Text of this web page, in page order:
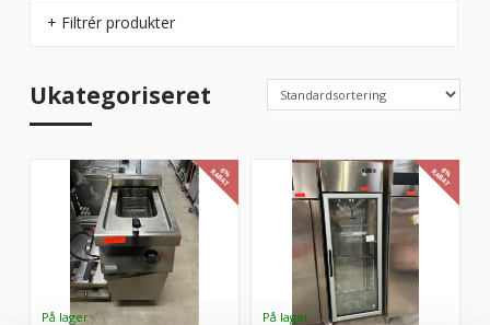
+ Filtrér produkter
Ukategoriseret
6%
RABAT 8%
RABAT